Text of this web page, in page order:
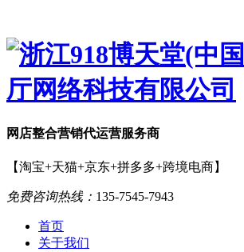
网店整合营销代运营服务商
【淘宝+天猫+京东+拼多多+跨境电商】
免费咨询热线： 135-7545-7943
首页
关于我们